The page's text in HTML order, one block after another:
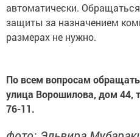
автоматически.
защиты за назначением
размерах не нужно.
По всем вопросам
улица Ворошилова, дом 44,
76-11.